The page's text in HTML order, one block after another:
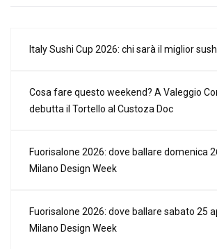
Italy Sushi Cup 2026: chi sarà il miglior
Cosa fare questo weekend? A Valeggio
debutta il Tortello al Custoza Doc
Fuorisalone 2026: dove ballare domenica
Milano Design Week
Fuorisalone 2026: dove ballare sabato 25
Milano Design Week